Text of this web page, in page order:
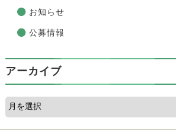
お知らせ
公募情報
アーカイブ